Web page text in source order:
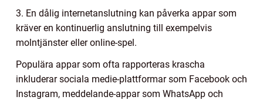
3. En dålig internetanslutning kan påverka appar som
kräver en kontinuerlig anslutning till exempelvis
molntjänster eller online-spel.
Populära appar som ofta rapporteras krascha
inkluderar sociala medie-plattformar som Facebook och
Instagram, meddelande-appar som WhatsApp och